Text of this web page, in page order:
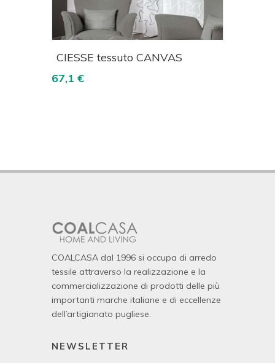
Acquista Visualizza
CIESSE tessuto CANVAS
67,1 €
COALCASA dal 1996 si occupa di arredo
tessile attraverso la realizzazione e la
commercializzazione di prodotti delle più
importanti marche italiane e di eccellenze
dell’artigianato pugliese.
NEWSLETTER